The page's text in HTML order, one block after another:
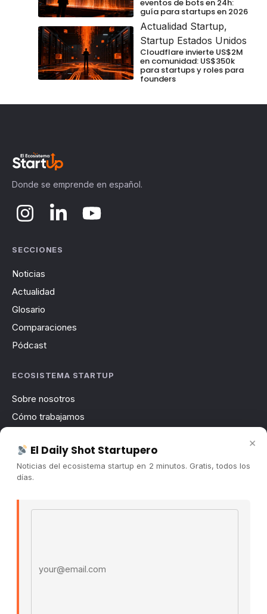
eventos de bots en 24h:
guía para startups en 2026
Actualidad Startup,
Startup Estados Unidos
Cloudflare invierte US$2M
en comunidad: US$350k
para startups y roles para
founders
Donde se emprende en español.
SECCIONES
Noticias
Actualidad
Glosario
Comparaciones
Pódcast
ECOSISTEMA STARTUP
Sobre nosotros
Cómo trabajamos
Contacto
Publicidad
Es La Hora de Aprender ↗
×
El Daily Shot Startupero
Noticias del ecosistema startup en 2 minutos. Gratis, todos los
días.